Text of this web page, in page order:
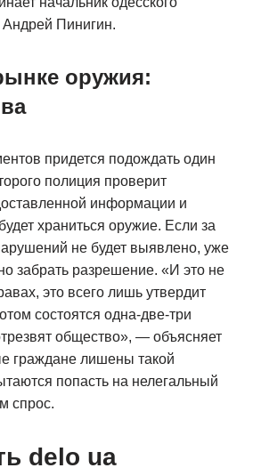
Андрей Пинигин.
оружия:
придется подождать один
полиция проверит
информации и
храниться оружие. Если за
не будет выявлено, уже
забрать разрешение. «И это не
это всего лишь утвердит
состоятся одна-две-три
общество», — объясняет
граждане лишены такой
попасть на нелегальный
спрос.
delo ua